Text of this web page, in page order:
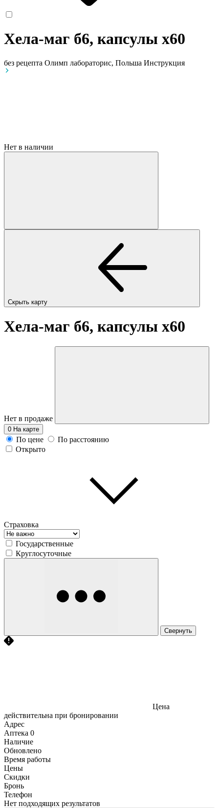
Хела-маг б6, капсулы x60
без рецепта Олимп лабораторис, Польша Инструкция
Нет в наличии
Скрыть карту
Хела-маг б6, капсулы x60
Нет в продаже
0 На карте
По цене
По расстоянию
Открыто
Страховка
Государственные
Круглосуточные
Свернуть
Цена
действительна при бронировании
Адрес
Аптека 0
Наличие
Обновлено
Время работы
Цены
Скидки
Бронь
Телефон
Нет подходящих результатов